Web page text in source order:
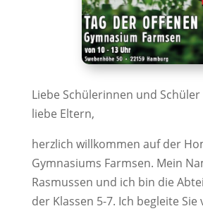
Liebe Schülerinnen und Schüler
liebe Eltern,
herzlich willkommen auf der
Gymnasiums Farmsen. Mein
Rasmussen und ich bin die
der Klassen 5-7. Ich begleite